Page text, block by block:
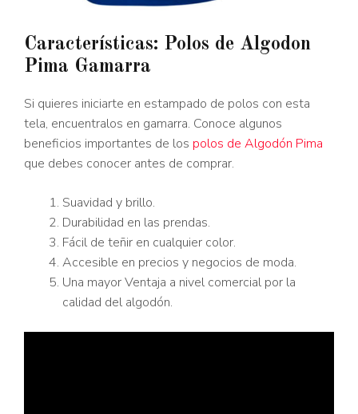
Características: Polos de Algodon
Pima Gamarra
Si quieres iniciarte en estampado de polos con esta
tela, encuentralos en gamarra. Conoce algunos
beneficios importantes de los polos de Algodón Pima
que debes conocer antes de comprar.
Suavidad y brillo.
Durabilidad en las prendas.
Fácil de teñir en cualquier color.
Accesible en precios y negocios de moda.
Una mayor Ventaja a nivel comercial por la
calidad del algodón.